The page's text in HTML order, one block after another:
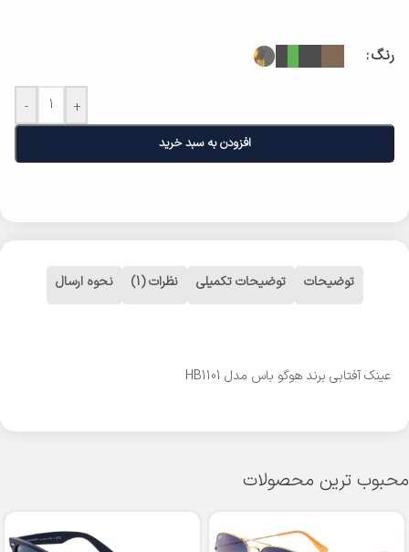
رنگ
- +
افزودن به سبد خرید
توضیحات توضیحات تکمیلی نظرات (1) نحوه ارسال
عینک آفتابی برند هوگو باس مدل HB1101
محبوب ترین محصولات